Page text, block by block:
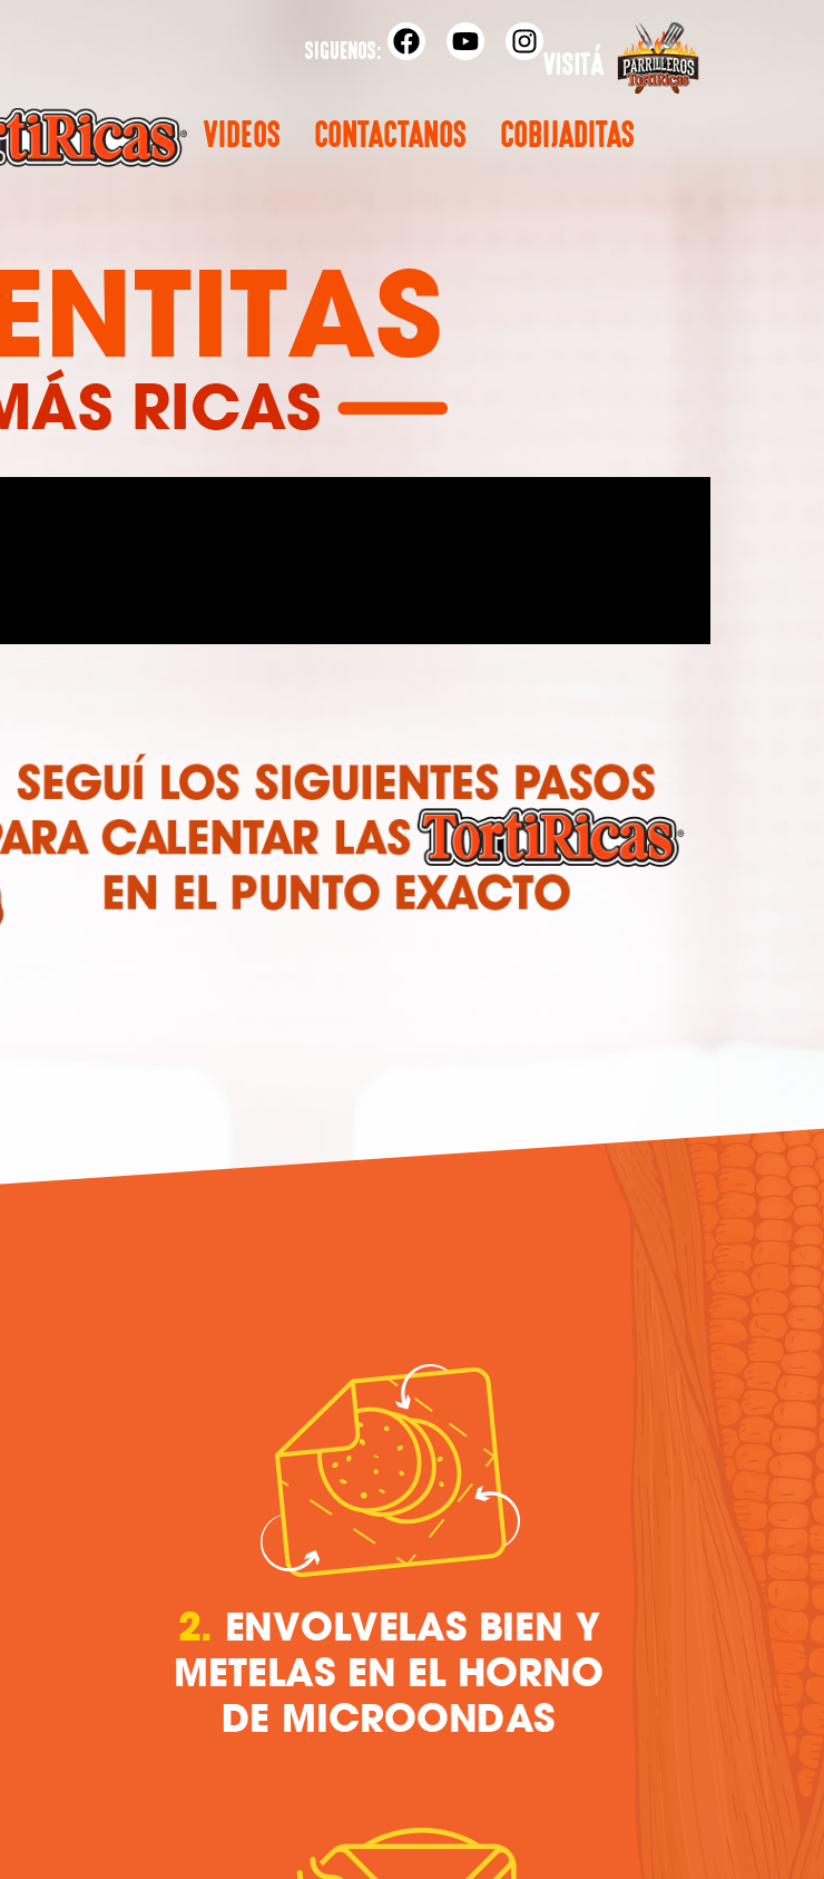
VIDEOS CONTACTANOS COBIJADITAS